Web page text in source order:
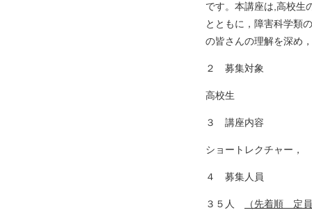
です。本講座は,高校生
とともに，障害科学類
の皆さんの理解を深め
２ 募集対象
高校生
３ 講座内容
ショートレクチャー，
４ 募集人員
３５人 （先着順 定